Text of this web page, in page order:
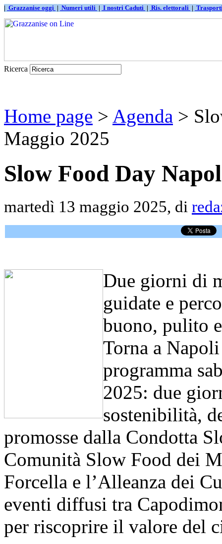
| Grazzanise oggi | Numeri utili | I nostri Caduti | Ris. elettorali |
Ricerca
Home page > Agenda >
Maggio 2025
Slow Food Day
martedì 13 maggio 2025, di
Due giorni di
guidate e
buono, pulito
Torna a
programma
2025: due
sostenibilità,
promosse dalla Condotta
Comunità Slow Food dei
Forcella e l’Alleanza dei
eventi diffusi tra
per riscoprire il valore del